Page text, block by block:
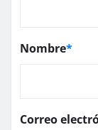
Nombre*
Correo